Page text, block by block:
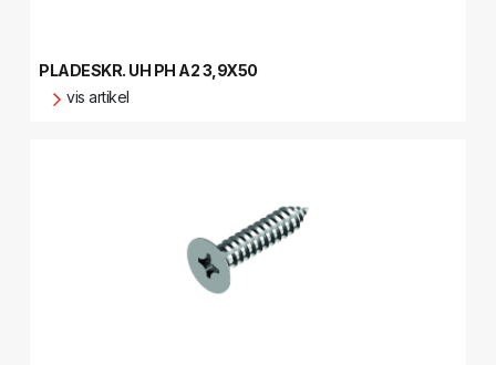
PLADESKR. UH PH A2 3,9X50
vis artikel